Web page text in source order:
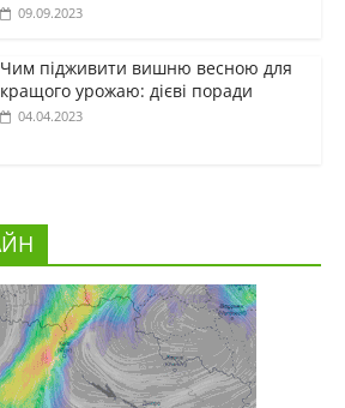
09.09.2023
Чим підживити вишню весною для
кращого урожаю: дієві поради
04.04.2023